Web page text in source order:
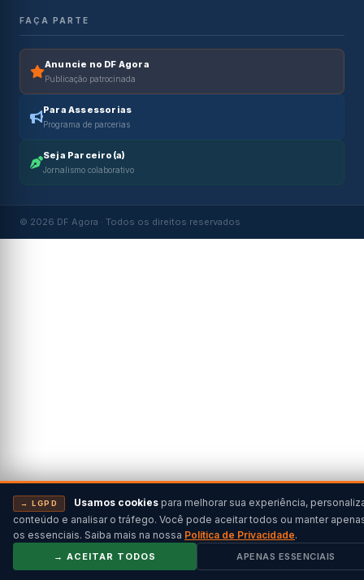
FAÇA PARTE
Anuncie no DF Agora
Publicação patrocinada
Para Assessorias
Programa de parcerias
Seja Parceiro(a)
Jornalismo colaborativo
© 2026 DF Agora · Todos os direitos reservados
→ LGPD Usamos cookies para melhorar sua experiência,
conteúdo e analisar o tráfego. Você pode aceitar todos ou manter
os essenciais. Saiba mais na nossa Política de Privacidade.
→ ACEITAR TODOS APENAS ESSENCIAIS